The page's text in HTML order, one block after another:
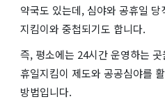
약국도 있는데, 심야와 공휴일
지킴이와 중첩되기도 합니다.
즉, 평소에는 24시간 운영하는
휴일지킴이 제도와 공공심야를
방법입니다.